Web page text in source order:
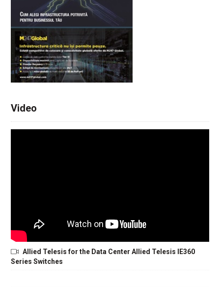
Video
Allied Telesis for the Data Center Allied Telesis IE360
Series Switches